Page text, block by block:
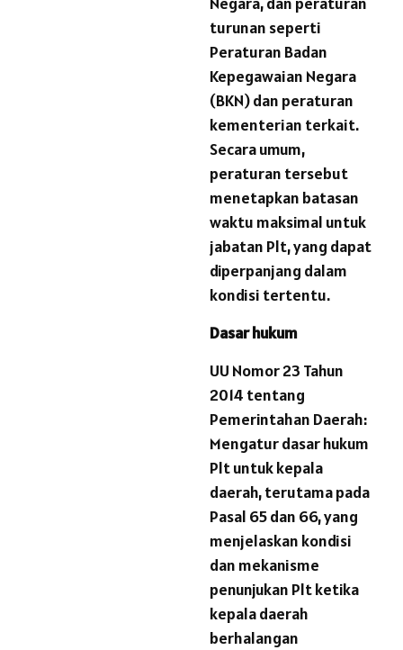
turunan seperti
Peraturan Badan
Kepegawaian Negara
(BKN) dan peraturan
kementerian terkait.
Secara umum,
peraturan tersebut
menetapkan batasan
waktu maksimal untuk
jabatan Plt, yang dapat
diperpanjang dalam
kondisi tertentu.
Dasar hukum
UU Nomor 23 Tahun
2014 tentang
Pemerintahan Daerah:
Mengatur dasar hukum
Plt untuk kepala
daerah, terutama pada
Pasal 65 dan 66, yang
menjelaskan kondisi
dan mekanisme
penunjukan Plt ketika
kepala daerah
berhalangan